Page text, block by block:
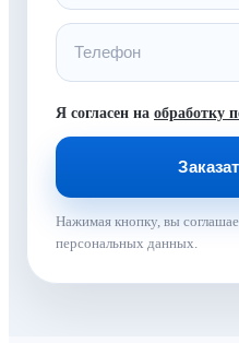
Я согласен на обработку
Нажимая кнопку, вы
персональных данных.